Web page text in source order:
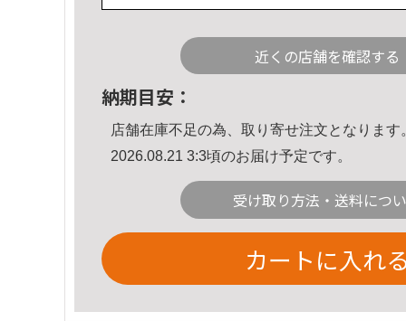
近くの店舗を確認する
納期目安：
店舗在庫不足の為、取り寄せ注文となります
2026.08.21 3:3頃のお届け予定です。
受け取り方法・送料につ
カートに入れ